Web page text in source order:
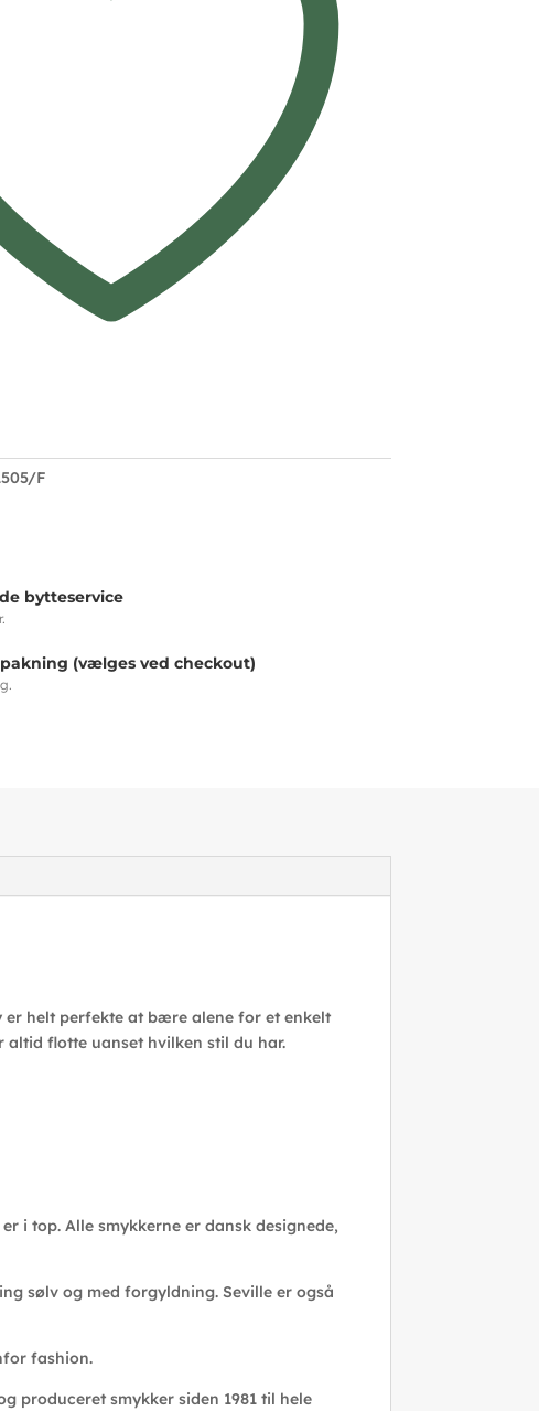
F
bytteservice
(vælges ved checkout)
er helt perfekte at bære alene for et enkelt
altid flotte uanset hvilken stil du har.
i top. Alle smykkerne er dansk designede,
sølv og med forgyldning. Seville er også
fashion.
produceret smykker siden 1981 til hele